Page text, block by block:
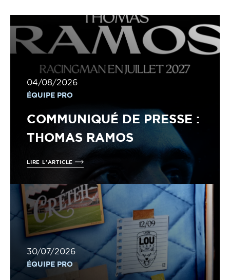
04/08/2026
ÉQUIPE PRO
COMMUNIQUÉ DE PRESSE :
THOMAS RAMOS
LIRE L'ARTICLE
30/07/2026
ÉQUIPE PRO